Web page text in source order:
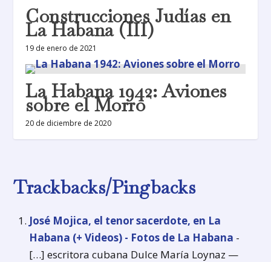
Construcciones Judías en
La Habana (III)
19 de enero de 2021
La Habana 1942: Aviones
sobre el Morro
20 de diciembre de 2020
Trackbacks/Pingbacks
José Mojica, el tenor sacerdote, en La
Habana (+ Videos) - Fotos de La Habana -
[…] escritora cubana Dulce María Loynaz —